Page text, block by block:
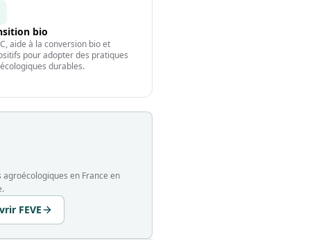
bio
aide à la conversion bio et
pour adopter des pratiques
durables.
en France en
FEVE